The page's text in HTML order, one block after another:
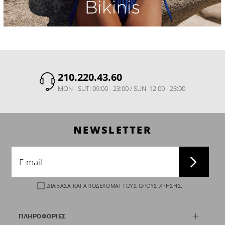
210.220.43.60
MON - SUT: 09:00 - 23:00 / SUN: 12:00 - 23:00
NEWSLETTER
ΔΙΑΒΑΣΑ ΚΑΙ ΑΠΟΔΕΧΟΜΑΙ ΤΟΥΣ ΟΡΟΥΣ ΧΡΗΣΗΣ.
ΠΛΗΡΟΦΟΡΙΕΣ